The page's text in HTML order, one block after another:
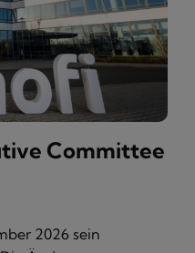
Committee
2026 sein